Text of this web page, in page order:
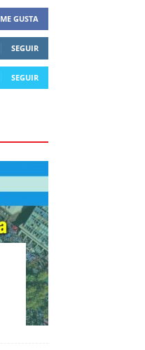
ME GUSTA
SEGUIR
SEGUIR